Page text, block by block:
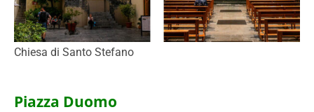
Chiesa di Santo Stefano
Piazza Duomo